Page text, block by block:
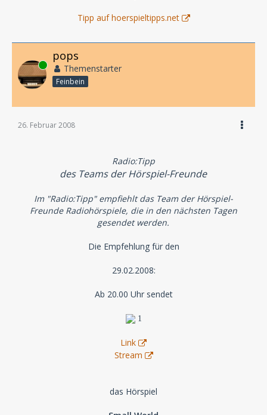
Tipp auf hoerspieltipps.net
Online
pops
Themenstarter
Feinbein
26. Februar 2008
Radio:Tipp
des Teams der Hörspiel-Freunde
Im "Radio:Tipp" empfiehlt das Team der Hörspiel-
Freunde Radiohörspiele, die in den nächsten Tagen
gesendet werden.
Die Empfehlung für den
29.02.2008:
Ab 20.00 Uhr sendet
1
Link
Stream
das Hörspiel